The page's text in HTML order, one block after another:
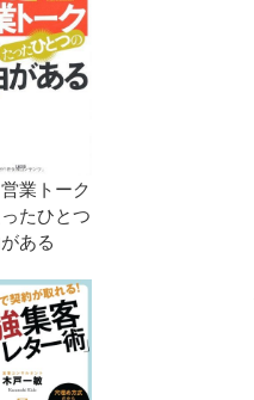
業トーク
たひとつ
ある